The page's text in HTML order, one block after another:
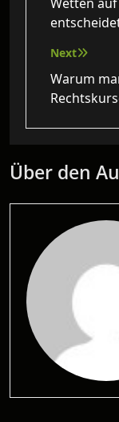
Next
Warum
Über den